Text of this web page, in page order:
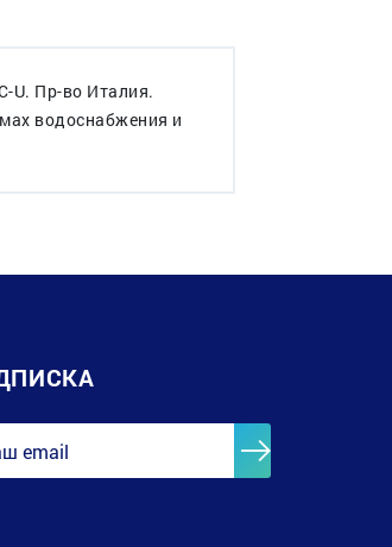
U. Пр-во Италия.
водоснабжения и